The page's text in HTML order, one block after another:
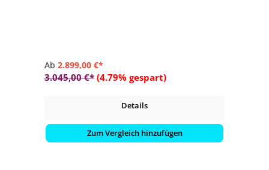
Ab 2.899,00 €*
3.045,00 €* (4.79% gespart)
Details
Zum Vergleich hinzufügen